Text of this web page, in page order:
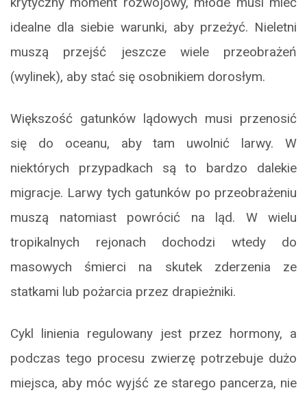
idealne dla siebie warunki, aby przeżyć. Nieletni
muszą przejść jeszcze wiele przeobrażeń
(wylinek), aby stać się osobnikiem dorosłym.
Większość gatunków lądowych musi przenosić
się do oceanu, aby tam uwolnić larwy. W
niektórych przypadkach są to bardzo dalekie
migracje. Larwy tych gatunków po przeobrażeniu
muszą natomiast powrócić na ląd. W wielu
tropikalnych rejonach dochodzi wtedy do
masowych śmierci na skutek zderzenia ze
statkami lub pożarcia przez drapieżniki.
Cykl linienia regulowany jest przez hormony, a
podczas tego procesu zwierzę potrzebuje dużo
miejsca, aby móc wyjść ze starego pancerza, nie